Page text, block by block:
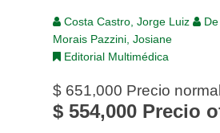
Costa Castro, Jorge Luiz
Morais Pazzini, Josiane
Editorial Multimédica
$ 651,000 Precio normal
$ 554,000 Precio